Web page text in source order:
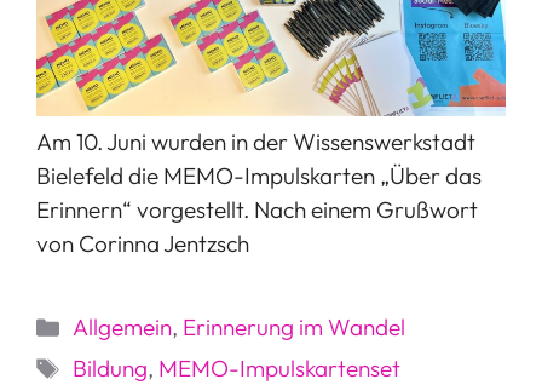
Am 10. Juni wurden in der Wissenswerkstadt
Bielefeld die MEMO-Impulskarten „Über das
Erinnern“ vorgestellt. Nach einem Grußwort
von Corinna Jentzsch
Kategorien
Allgemein, Erinnerung im Wandel
Schlagwörter
Bildung, MEMO-Impulskartenset